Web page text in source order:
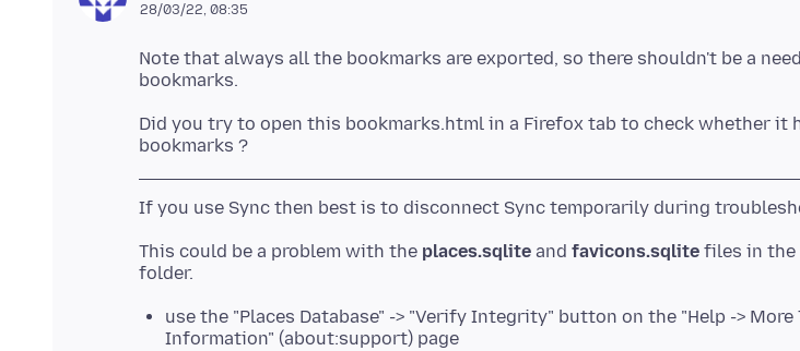
28/03/22, 08:35
Note that always all the bookmarks are exported, so there shouldn't be a
Did you try to open this bookmarks.html in a Firefox tab to check whether it
This could be a problem with the places.sqlite and favicons.sqlite files in the
use the "Places Database" -> "Verify Integrity" button on the "Help ->
Information" (about:support) page